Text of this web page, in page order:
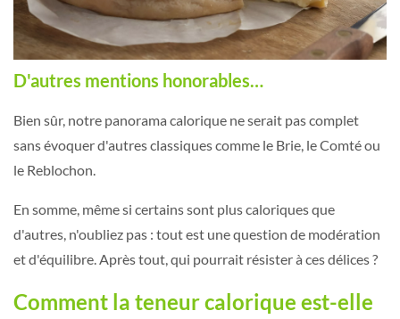
D'autres mentions honorables…
Bien sûr, notre panorama calorique ne serait pas complet
sans évoquer d'autres classiques comme le Brie, le Comté ou
le Reblochon.
En somme, même si certains sont plus caloriques que
d'autres, n'oubliez pas : tout est une question de modération
et d'équilibre. Après tout, qui pourrait résister à ces délices ?
Comment la teneur calorique est-elle